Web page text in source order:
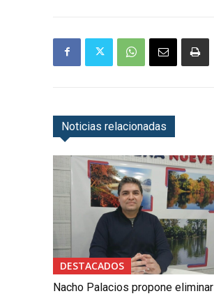
Noticias relacionadas
DESTACADOS
Nacho Palacios propone eliminar